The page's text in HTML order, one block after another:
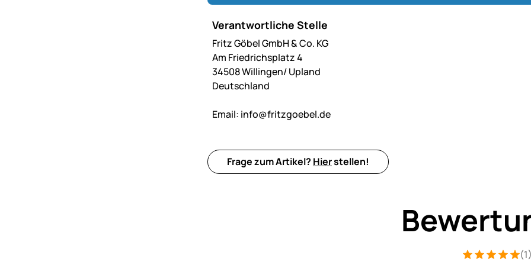
Verantwortliche Stelle
Fritz Göbel GmbH & Co. KG
Am Friedrichsplatz 4
34508 Willingen/ Upland
Deutschland
Email: info@fritzgoebel.de
Frage zum Artikel? Hierstellen!
Bewertung: 5
1 Bewertung(1)